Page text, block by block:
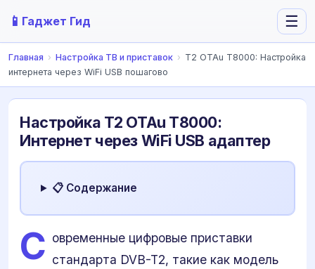
📱 Гаджет Гид ☰
Главная › Настройка ТВ и приставок › T2 OTAu T8000: Настройка
интернета через WiFi USB пошагово
Настройка T2 OTAu T8000:
Интернет через WiFi USB адаптер
📋 Содержание
С овременные цифровые приставки
стандарта DVB-T2, такие как модель